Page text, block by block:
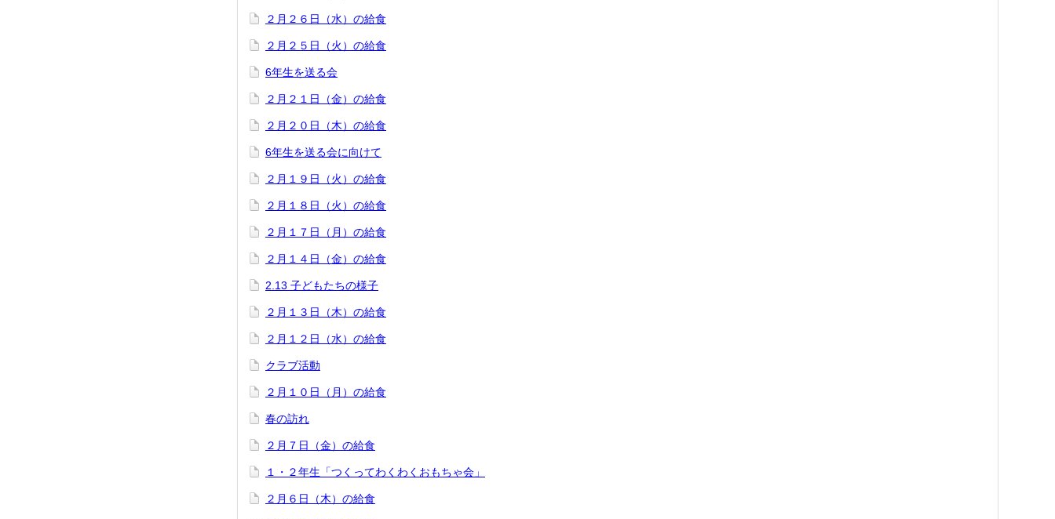
２月２６日（水）の給食
２月２５日（火）の給食
6年生を送る会
２月２１日（金）の給食
２月２０日（木）の給食
6年生を送る会に向けて
２月１９日（火）の給食
２月１８日（火）の給食
２月１７日（月）の給食
２月１４日（金）の給食
2.13 子どもたちの様子
２月１３日（木）の給食
２月１２日（水）の給食
クラブ活動
２月１０日（月）の給食
春の訪れ
２月７日（金）の給食
１・２年生「つくってわくわくおもちゃ会」
２月６日（木）の給食